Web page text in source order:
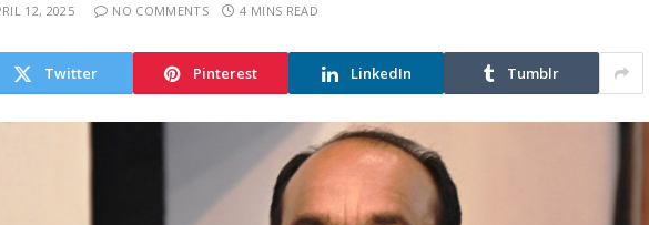
12, 2025 NO COMMENTS 4 MINS READ
Twitter Pinterest LinkedIn Tumblr